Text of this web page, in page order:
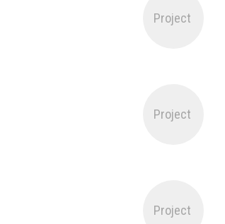
Project
Project
Project